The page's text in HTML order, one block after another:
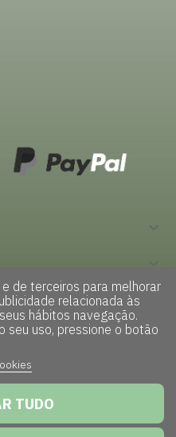
keyboard_arrow_down
de terceiros para melhorar
relacionada às
hábitos navegação.
seu uso, pressione o botão
TUDO
os direitos reservados |